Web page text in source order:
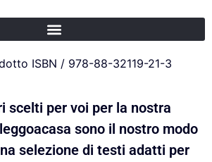
ISBN / 978-88-32119-21-3
scelti per voi per la nostra
sono il nostro modo
selezione di testi adatti per